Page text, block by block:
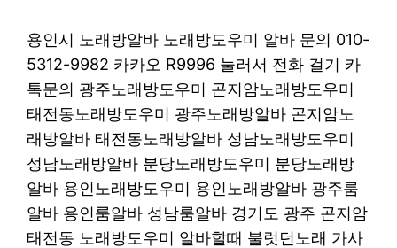
용인시 노래방알바 노래방도우미 알바 문의 010-
5312-9982 카카오 R9996 눌러서 전화 걸기 카
톡문의 광주노래방도우미 곤지암노래방도우미
태전동노래방도우미 광주노래방알바 곤지암노
래방알바 태전동노래방알바 성남노래방도우미
성남노래방알바 분당노래방도우미 분당노래방
알바 용인노래방도우미 용인노래방알바 광주룸
알바 용인룸알바 성남룸알바 경기도 광주 곤지암
태전동 노래방도우미 알바할때 불럿던노래 가사